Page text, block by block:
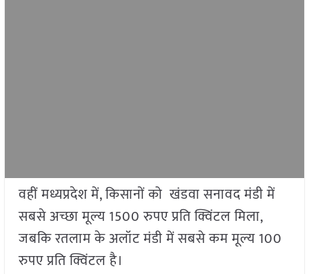
वहीं मध्यप्रदेश में, किसानों को खंडवा सनावद मंडी में
सबसे अच्छा मूल्य 1500 रुपए प्रति क्विंटल मिला,
जबकि रतलाम के अलॉट मंडी में सबसे कम मूल्य 100
रुपए प्रति क्विंटल है।